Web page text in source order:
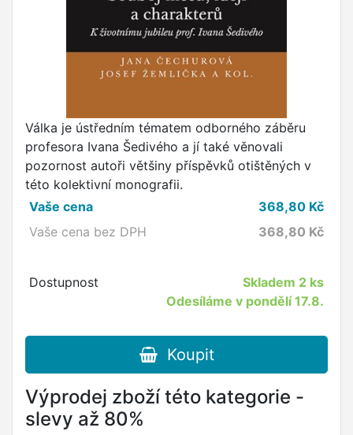
Válka je ústředním tématem odborného záběru
profesora Ivana Šedivého a jí také věnovali
pozornost autoři většiny příspěvků otištěných v
této kolektivní monografii.
Vaše cena
368,80 Kč
Vaše cena bez DPH
368,80 Kč
Dostupnost Skladem 2 ks
Odesíláme v pondělí 17.8.
Koupit
Výprodej zboží této kategorie -
slevy až 80%